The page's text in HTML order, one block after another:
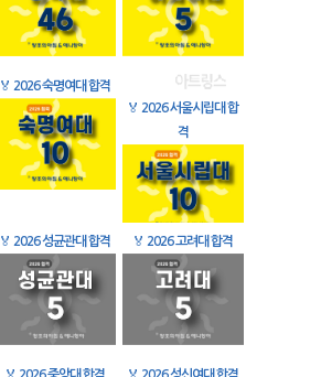
🏅 2026 숙명여대 합격
🏅 2026 서울시립대 합
격
🏅 2026 성균관대 합격 🏅 2026 고려대 합격